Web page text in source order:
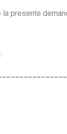
presente